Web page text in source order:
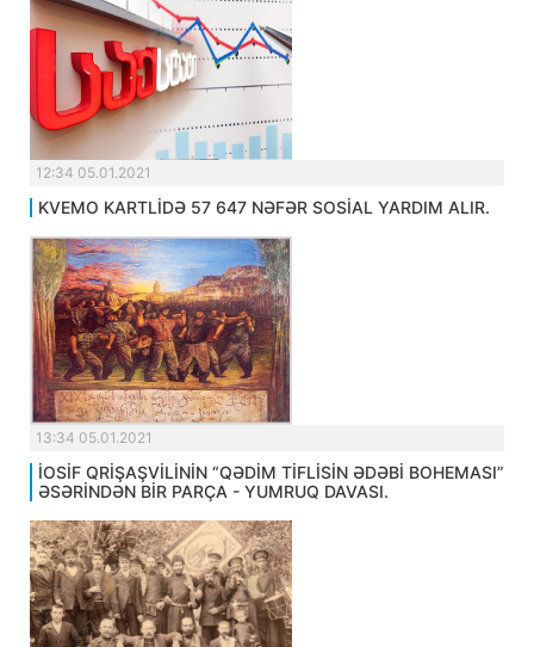
12:34 05.01.2021
KVEMO KARTLİDƏ 57 647 NƏFƏR SOSİAL YARDIM ALIR.
13:34 05.01.2021
İOSİF QRİŞAŞVİLİNİN “QƏDİM TİFLİSİN ƏDƏBİ BOHEMASI”
ƏSƏRİNDƏN BİR PARÇA - YUMRUQ DAVASI.